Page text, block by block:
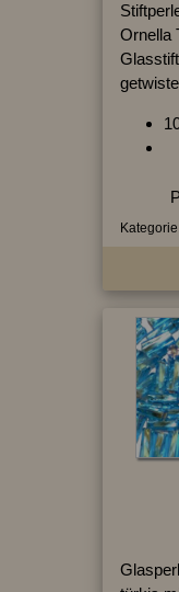
Ornella